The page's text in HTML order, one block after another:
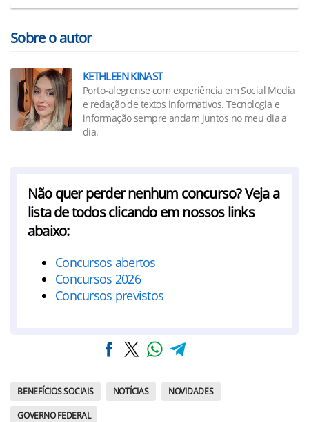
Sobre o autor
KETHLEEN KINAST
Porto-alegrense com experiência em Social Media
e redação de textos informativos. Tecnologia e
informação sempre andam juntos no meu dia a
dia.
Não quer perder nenhum concurso? Veja a
lista de todos clicando em nossos links
abaixo:
Concursos abertos
Concursos 2026
Concursos previstos
BENEFÍCIOS SOCIAIS NOTÍCIAS NOVIDADES
GOVERNO FEDERAL